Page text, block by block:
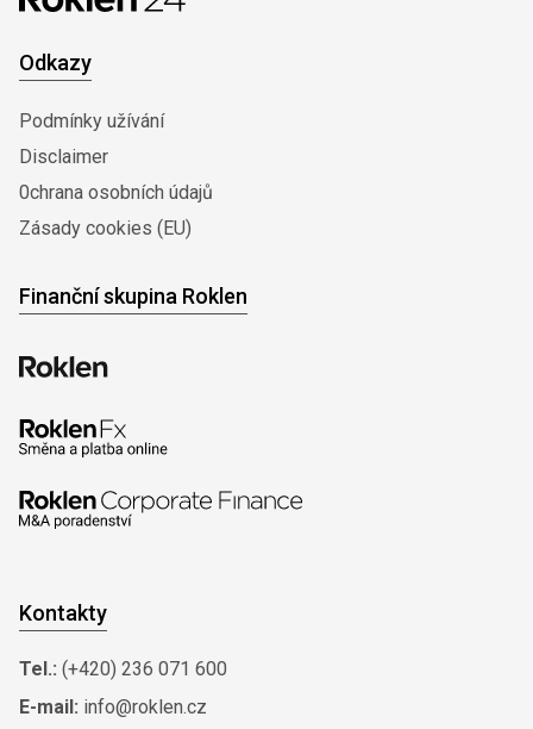
Odkazy
Podmínky užívání
Disclaimer
0chrana osobních údajů
Zásady cookies (EU)
Finanční skupina Roklen
Kontakty
Tel.: (+420) 236 071 600
E-mail: info@roklen.cz